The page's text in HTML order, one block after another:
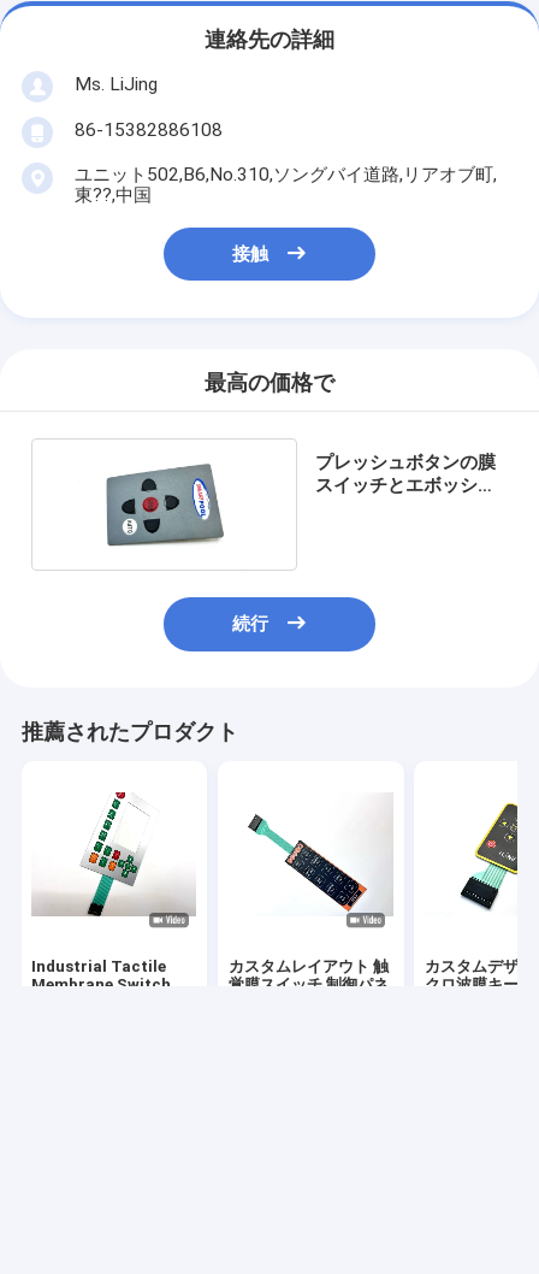
連絡先の詳細
Ms. LiJing
86-15382886108
ユニット502,B6,No.310,ソングバイ道路,リアオブ町,
東??,中国
接触
最高の価格で
プレッシュボタンの膜
スイッチとエボッシン
続行
推薦されたプロダクト
Industrial Tactile
Membrane Switch
カスタムレイアウト 触
覚膜スイッチ 制御パネ
カスタムデザイ
クロ波膜キーパ